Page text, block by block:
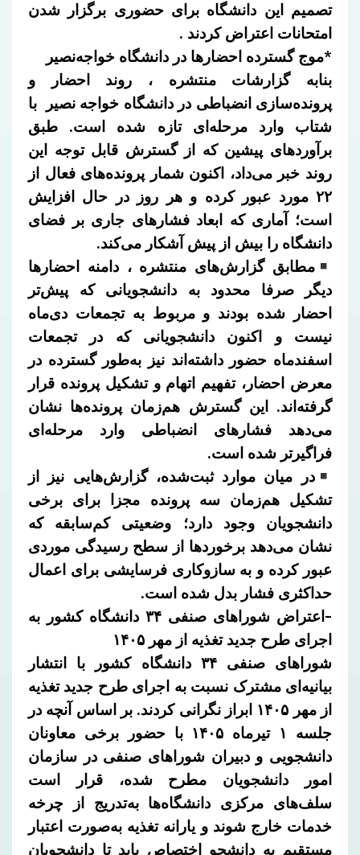
تصمیم این دانشگاه برای حضوری برگزار شدن
امتحانات اعتراض کردند .
*موج گسترده احضارها در دانشگاه خواجه‌نصیر
بنابه گزارشات منتشره ، روند احضار و
پرونده‌سازی انضباطی در دانشگاه خواجه نصیر
با
شتاب
وارد مرحله‌ای تازه شده است. طبق
برآوردهای پیشین که از گسترش قابل توجه این
روند خبر می‌داد، اکنون شمار پرونده‌های فعال از
۲۲ مورد عبور کرده و هر روز در حال افزایش
است؛ آماری که ابعاد فشارهای جاری بر فضای
دانشگاه را بیش از پیش آشکار می‌کند.
مطابق گزارش‌های منتشره ، دامنه احضارها
دیگر صرفا محدود به دانشجویانی که پیش‌تر
احضار شده بودند و مربوط به تجمعات دی‌ماه
نیست و اکنون دانشجویانی که در تجمعات
اسفندماه حضور داشته‌اند نیز به‌طور گسترده در
معرض احضار، تفهیم اتهام و تشکیل پرونده قرار
گرفته‌اند. این گسترش هم‌زمان پرونده‌ها نشان
می‌دهد فشارهای انضباطی وارد مرحله‌ای
فراگیرتر شده است.
در میان موارد ثبت‌شده، گزارش‌هایی نیز از
تشکیل هم‌زمان سه پرونده مجزا برای برخی
دانشجویان وجود دارد؛ وضعیتی کم‌سابقه که
نشان می‌دهد برخوردها از سطح رسیدگی موردی
عبور کرده و به سازوکاری فرسایشی برای اعمال
حداکثری فشار بدل شده است.
-اعتراض شوراهای صنفی ۳۴ دانشگاه کشور به
اجرای طرح جدید تغذیه از مهر ۱۴۰۵
شوراهای صنفی ۳۴ دانشگاه کشور با انتشار
بیانیه‌ای مشترک نسبت به اجرای طرح جدید تغذیه
از مهر ۱۴۰۵ ابراز نگرانی کردند.
بر اساس آنچه در
جلسه ۱ تیرماه ۱۴۰۵ با حضور برخی معاونان
دانشجویی و دبیران شوراهای صنفی در سازمان
امور دانشجویان مطرح شده، قرار است
سلف‌های مرکزی دانشگاه‌ها به‌تدریج از چرخه
خدمات خارج شوند و یارانه تغذیه به‌صورت اعتبار
مستقیم به دانشجو اختصاص یابد تا دانشجویان